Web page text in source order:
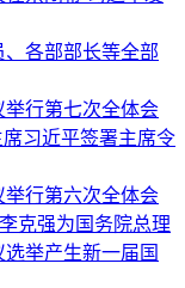
、各部部长等全部
行第七次全体会
习近平签署主席令
行第六次全体会
克强为国务院总理
举产生新一届国